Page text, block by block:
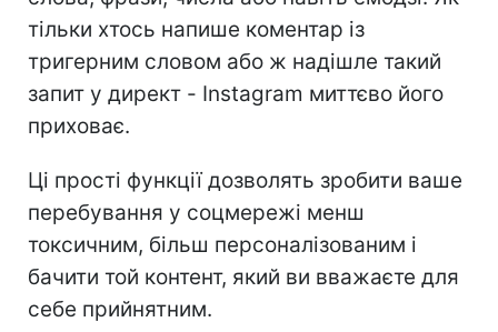
тільки хтось напише коментар із
тригерним словом або ж надішле такий
запит у директ - Instagram миттєво його
приховає.
Ці прості функції дозволять зробити ваше
перебування у соцмережі менш
токсичним, більш персоналізованим і
бачити той контент, який ви вважаєте для
себе прийнятним.